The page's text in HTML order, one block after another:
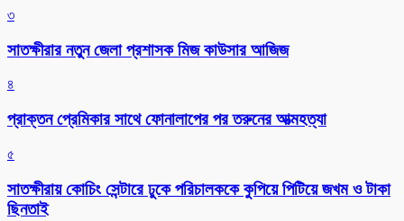
৩
সাতক্ষীরার নতুন জেলা প্রশাসক মিজ কাউসার আজিজ
৪
প্রাক্তন প্রেমিকার সাথে ফোনালাপের পর তরুনের আত্মহত্যা
৫
সাতক্ষীরায় কোচিং সেন্টারে ঢুকে পরিচালককে কুপিয়ে পিটিয়ে জখম ও টাকা
ছিনতাই